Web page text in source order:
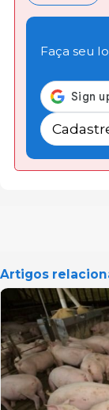
Faça seu
Artigos